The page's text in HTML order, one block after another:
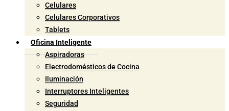
Celulares
Celulares Corporativos
Tablets
Oficina Inteligente
Aspiradoras
Electrodomésticos de Cocina
Iluminación
Interruptores Inteligentes
Seguridad